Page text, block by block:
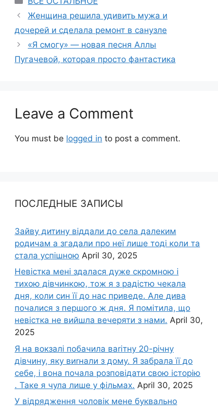
Женщина решила удивить мужа и
дочерей и сделала ремонт в санузле
«Я смогу» — новая песня Аллы
Пугачевой, которая просто фантастика
Leave a Comment
You must be logged in to post a comment.
ПОСЛЕДНЫЕ ЗАПИСЫ
Зайву дитину віддали до села далеким
родичам а згадали про неї лише тоді коли та
стала успішною April 30, 2025
Невістка мені здалася дуже скромною і
тихою дівчинкою, тож я з радістю чекала
дня, коли син її до нас приведе. Але дива
почалися з першого ж дня. Я помітила, що
невістка не вийшла вечеряти з нами. April 30,
2025
Я на вокзалі побачила ваrітну 20-річну
дівчину, яку виrнали з дому. Я забрала її до
себе, і вона почала розповідати свою історію
. Таке я чула лише у фільмах. April 30, 2025
У відрядження чоловік мене буквально